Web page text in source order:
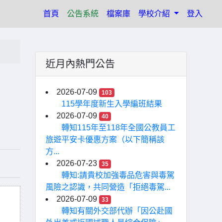
首頁 (current)
公告系統 檔案庫 學校介紹 登入
近月內熱門公告
2026-07-09 103
115學年度新生入學編班結果
2026-07-09
40
轉知115年至118年全國公教員工
旅遊平安卡優惠方案（以下簡稱該
方...
2026-07-23
35
轉知:請貴校加強毒品危害與毒駕
風險之認識，共同營造「拒絕毒駕...
2026-07-09
33
轉知有關外交部代辦「因公赴國